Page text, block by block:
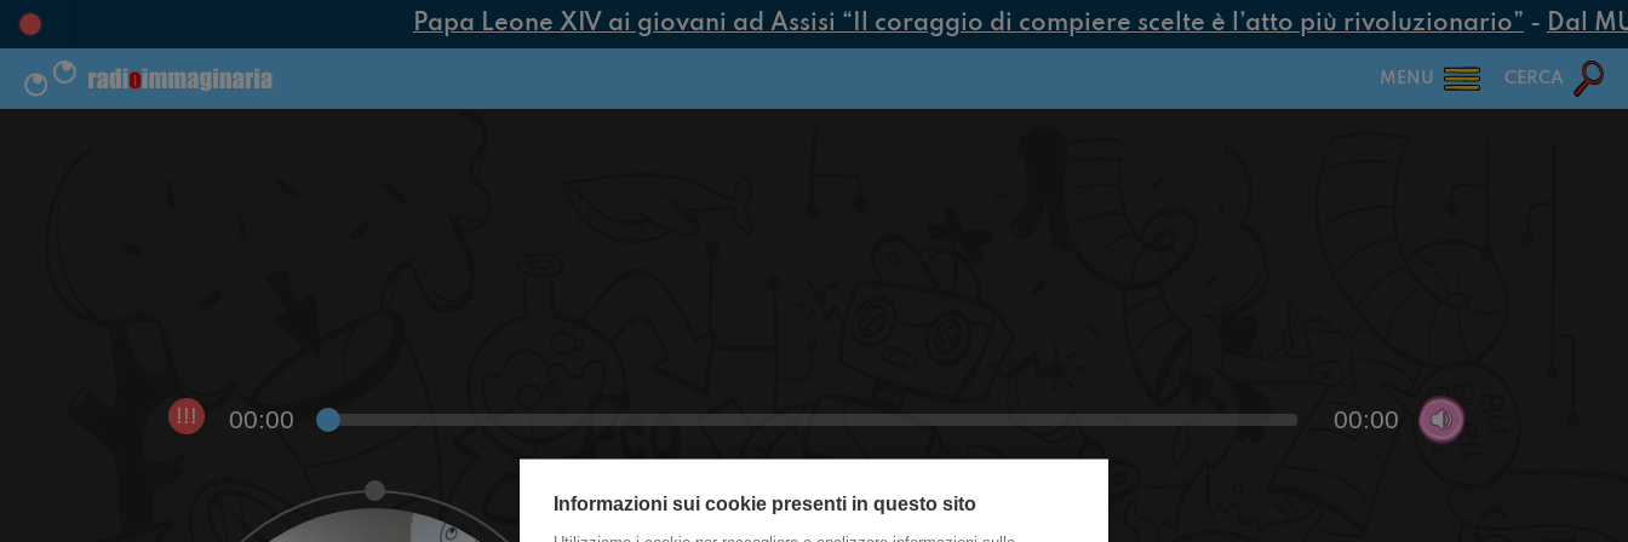
Papa Leone XIV ai giovani ad Assisi “Il coraggio di compiere scelte è l’atto più rivoluzionario”- Dal
MENU CERCA
!!! 00:00 00:00
Informazioni sui cookie presenti in questo sito